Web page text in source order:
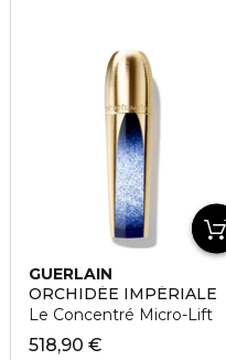
GUERLAIN
ORCHIDÉE IMPÉRIALE
Le Concentré Micro-Lift
518,90 €